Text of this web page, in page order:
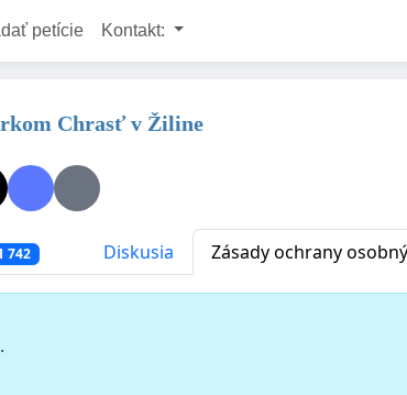
petície Kontakt:
Chrasť v Žiline
742 Diskusia Zásady ochrany